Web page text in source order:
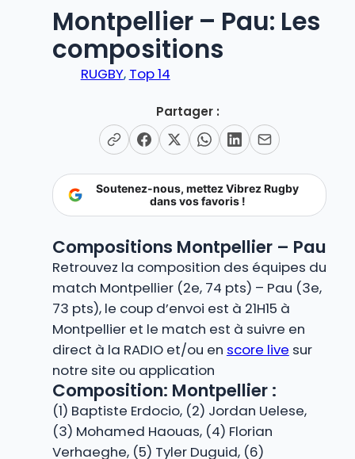
Montpellier – Pau: Les
compositions
RUGBY, Top 14
Partager :
Soutenez-nous, mettez Vibrez Rugby
dans vos favoris !
Compositions Montpellier – Pau
Retrouvez la composition des équipes du
match Montpellier (2e, 74 pts) – Pau (3e,
73 pts), le coup d’envoi est à 21H15 à
Montpellier et le match est à suivre en
direct à la RADIO et/ou en score live sur
notre site ou application
Composition: Montpellier :
(1) Baptiste Erdocio, (2) Jordan Uelese,
(3) Mohamed Haouas, (4) Florian
Verhaeghe, (5) Tyler Duguid, (6)